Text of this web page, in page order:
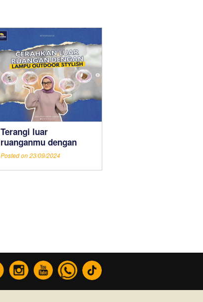
Terangi luar
ruanganmu dengan
sentuhan stylish!
Posted on 23/09/2024